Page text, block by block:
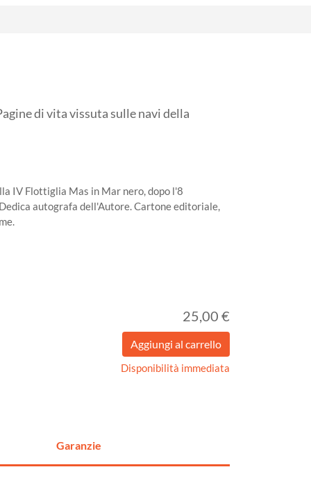
di vita vissuta sulle navi della
IV Flottiglia Mas in Mar nero, dopo l'8
autografa dell'Autore. Cartone editoriale,
25,00 €
Disponibilità immediata
Garanzie